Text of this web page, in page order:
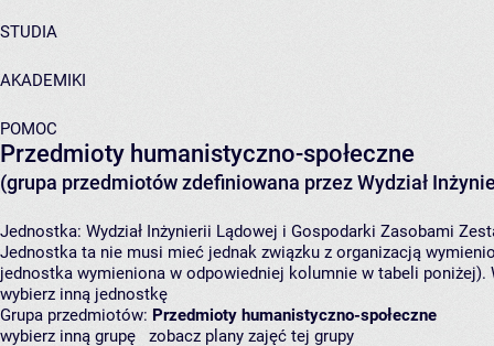
STUDIA
AKADEMIKI
POMOC
Przedmioty humanistyczno-społeczne
(grupa przedmiotów zdefiniowana przez Wydział
Jednostka: Wydział Inżynierii Lądowej i Gospodarki Zasobami
Jednostka ta nie musi mieć jednak związku z organizacją
jednostka wymieniona w odpowiedniej kolumnie w tabeli
wybierz inną jednostkę
Grupa przedmiotów: Przedmioty humanistyczno-społeczne
wybierz inną grupę
zobacz plany zajęć tej grupy